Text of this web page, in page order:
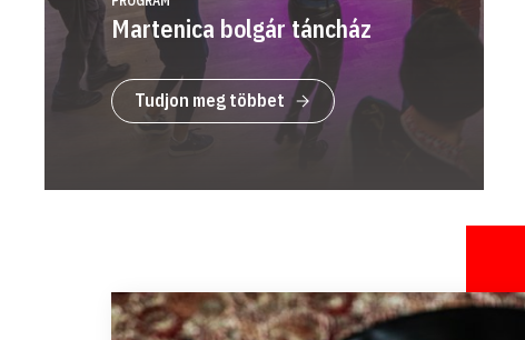
Martenica bolgár táncház
Tudjon meg többet